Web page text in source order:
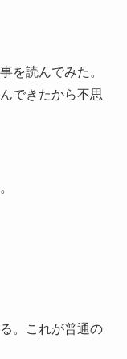
を読んでみた。
できたから不思
。これが普通の